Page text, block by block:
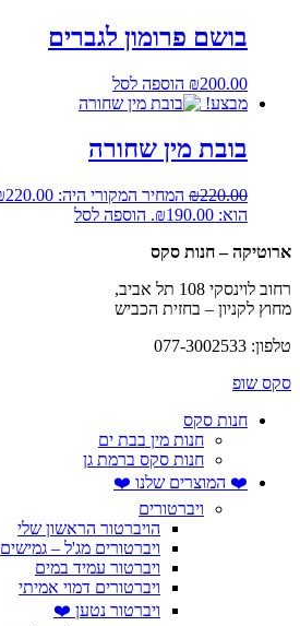
בושם פרומון לגברים
₪200.00
הוספה לסל
מבצע!
בובת מין שחורה
₪220.00 המחיר המקורי היה: ₪220.00.
הוא: ₪190.00.
הוספה לסל
ארוטיקה – חנות סקס
רחוב לוינסקי 108 תל אביב,
מחוץ לקניון – בחזית הכביש
טלפון: 077-3002533
סקס שופ
חנות סקס
חנות מין בבת ים
חנות סקס ברמת גן
❤️ המוצרים שלנו ❤️
ויברטורים
הויברטור הראשון שלי
ויברטורים מג'ל – גמישים
ויברטור עמיד במים
ויברטורים דמוי אמיתי
ויברטור נטען ❤️